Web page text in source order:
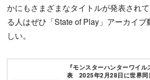
かにもさまざまなタイトルが発表され
る人はぜひ「State of Play」アーカイブ
しい。
『モンスターハンターワイ
表 2025年2月28日に世界同